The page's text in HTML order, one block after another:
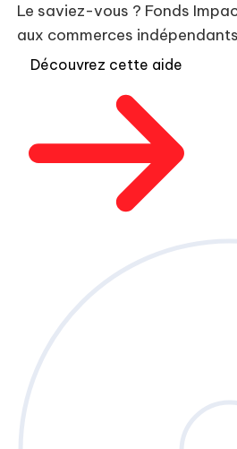
Le saviez-vous ? Fonds
aux commerces indépendants
Découvrez cette aide